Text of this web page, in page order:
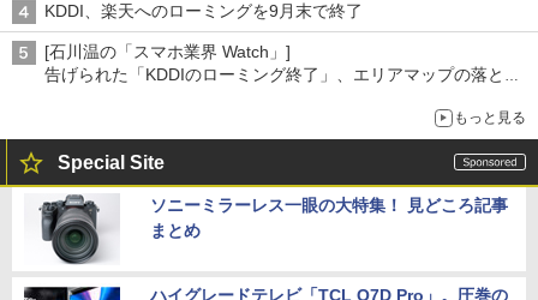
KDDI、楽天へのローミングを9月末で終了
[石川温の「スマホ業界 Watch」]
告げられた「KDDIのローミング終了」、エリアマップの落とし
もっと見る
Special Site
ソニーミラーレス一眼の大特集！ 見どころ記事
まとめ
ハイグレードテレビ「TCL Q7D Pro」。圧巻の